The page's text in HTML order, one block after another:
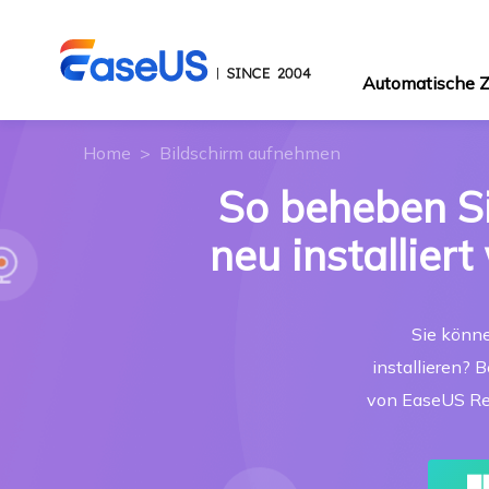
Automatische
Home > Bildschirm aufnehmen
So beheben
neu installiert
Sie
installieren?
von EaseUS